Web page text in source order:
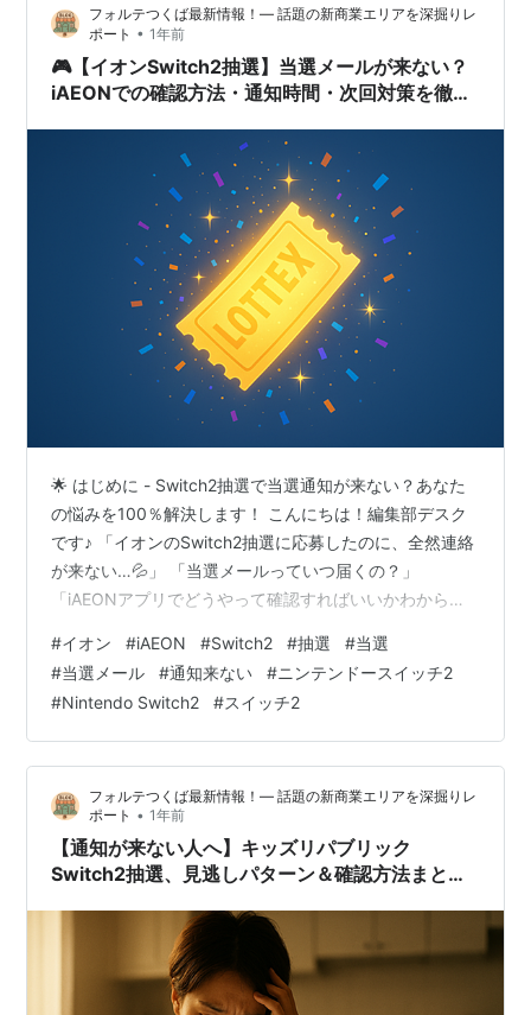
フォルテつくば最新情報！— 話題の新商業エリアを深掘りレ
ポート • 1年前
🎮【イオンSwitch2抽選】当選メールが来ない？
iAEONでの確認方法・通知時間・次回対策を徹底
🌟 はじめに - Switch2抽選で当選通知が来ない？あなた
の悩みを100％解決します！ こんにちは！編集部デスク
です♪ 「イオンのSwitch2抽選に応募したのに、全然連絡
が来ない…💦」 「当選メールっていつ届くの？」
「iAEONアプリでどうやって確認すればいいかわからな
めてお伝えします🌈✨ 安心してください。この記事を最
後まで読めば、あなたの悩みは100％解決します！ この
記事では、イオン系列（iAEON／イオンスタイル／イオ
ン琉球）のSwitch2抽選について、 ✅ 当選通知の仕組み
と届く時間帯 ✅ 確実な結果確認方法5選 ✅ 通知…
#イオン #iAEON #Switch2 #抽選 #当選
#当選メール #通知来ない #ニンテンドースイッチ2
#Nintendo Switch2 #スイッチ2
フォルテつくば最新情報！— 話題の新商業エリアを深掘りレ
ポート • 1年前
【通知が来ない人へ】キッズリパブリック
Switch2抽選、見逃しパターン＆確認方法まとめ